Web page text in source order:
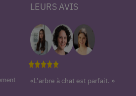
LEURS AVIS
«L’arbre à chat est parfait. »